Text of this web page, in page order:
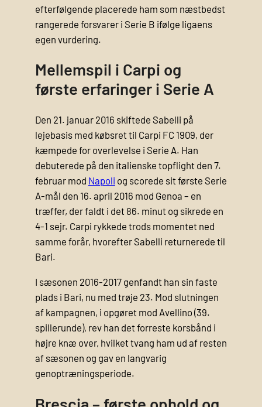
efterfølgende placerede ham som næstbedst
rangerede forsvarer i Serie B ifølge ligaens
egen vurdering.
Mellemspil i Carpi og
første erfaringer i Serie A
Den 21. januar 2016 skiftede Sabelli på
lejebasis med købsret til Carpi FC 1909, der
kæmpede for overlevelse i Serie A. Han
debuterede på den italienske topflight den 7.
februar mod Napoli og scorede sit første Serie
A-mål den 16. april 2016 mod Genoa – en
træffer, der faldt i det 86. minut og sikrede en
4-1 sejr. Carpi rykkede trods momentet ned
samme forår, hvorefter Sabelli returnerede til
Bari.
I sæsonen 2016-2017 genfandt han sin faste
plads i Bari, nu med trøje 23. Mod slutningen
af kampagnen, i opgøret mod Avellino (39.
spillerunde), rev han det forreste korsbånd i
højre knæ over, hvilket tvang ham ud af resten
af sæsonen og gav en langvarig
genoptræningsperiode.